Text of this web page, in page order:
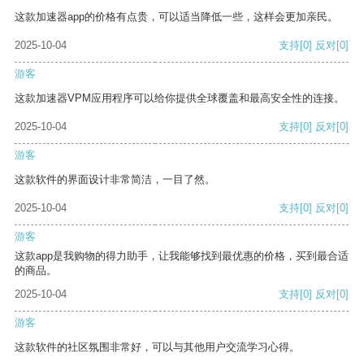
这款加速器app的价格有点贵，可以适当降低一些，这样会更加亲民。
2025-10-04 支持[0] 反对[0]
游客
这款加速器VPM应用程序可以给你提供全球覆盖和最高安全性的连接。
2025-10-04 支持[0] 反对[0]
游客
这款软件的界面设计非常简洁，一目了然。
2025-10-04 支持[0] 反对[0]
游客
这款app是我购物的得力助手，让我能够找到最优惠的价格，买到最合适
的商品。
2025-10-04
支持[0] 反对[0]
游客
这款软件的社区氛围非常好，可以与其他用户交流学习心得。